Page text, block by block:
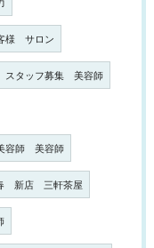
様 サロン
タッフ募集 美容師
容師 美容師
新店 三軒茶屋